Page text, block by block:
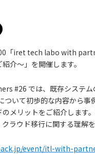
「iret tech labo with
介〜」を開催します。
#26 では、既存システム
ついて初歩的な内容から
メリットをご紹介します
ラウド移行に関する理解
event/itl-with-